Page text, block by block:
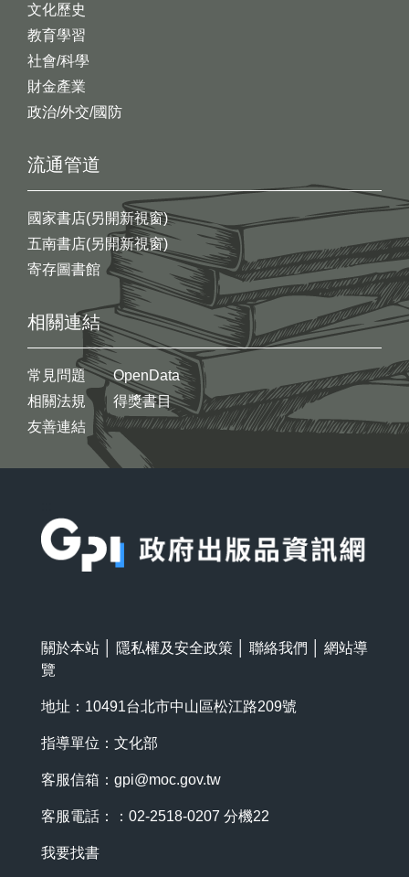
文化歷史
教育學習
社會/科學
財金產業
政治/外交/國防
流通管道
國家書店(另開新視窗)
五南書店(另開新視窗)
寄存圖書館
相關連結
常見問題
相關法規
友善連結
OpenData
得獎書目
關於本站 隱私權及安全政策 聯絡我們
網站導
覽
地址：10491台北市中山區松江路209號
指導單位：文化部
客服信箱： gpi@moc.gov.tw
客服電話：：02-2518-0207 分機22
我要找書